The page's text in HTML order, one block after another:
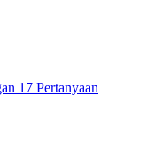
17 Pertanyaan